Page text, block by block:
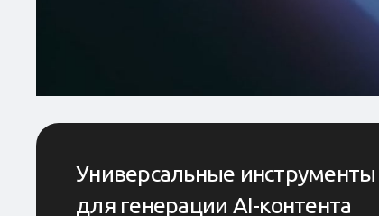
Универсальные инструменты
для генерации AI-контента